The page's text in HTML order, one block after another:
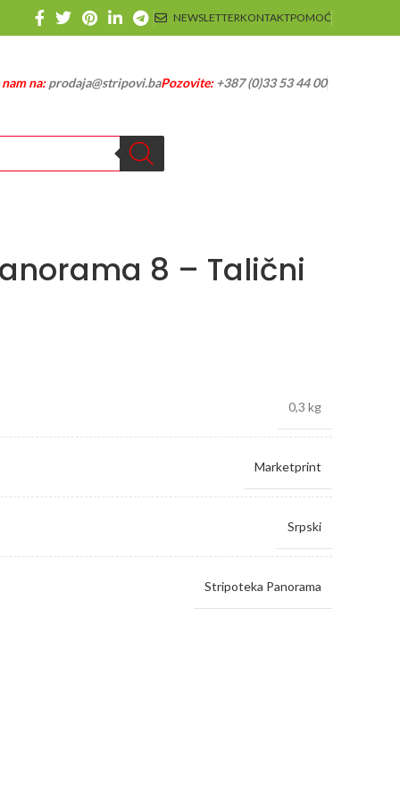
NEWSLETTERKONTAKTPOMOĆ
na:prodaja@stripovi.baPozovite:+387 (0)33 53 44 00
8 – Talični
0,3 kg
Marketprint
Srpski
Stripoteka Panorama